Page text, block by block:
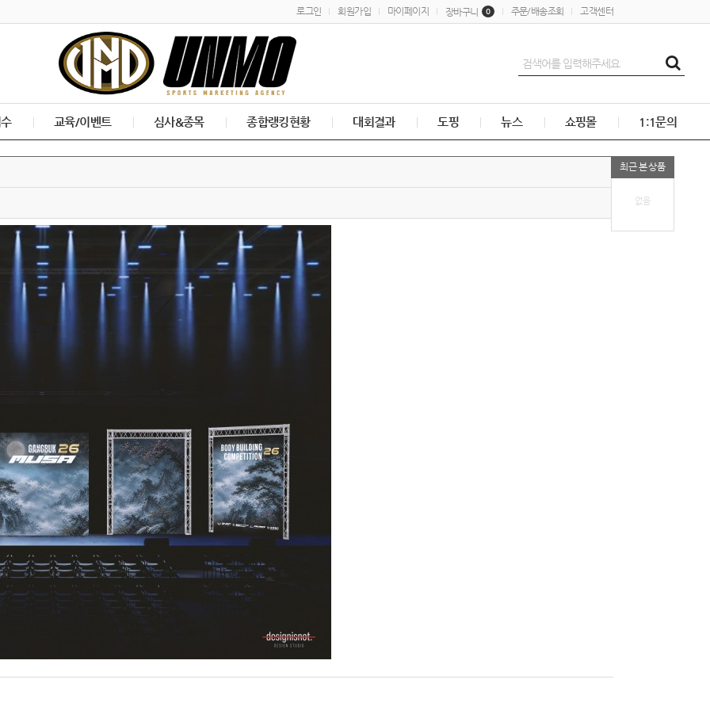
로그인 회원가입 마이페이지 장바구니 0 주문/배송조회 고객센터
교육/이벤트 심사&종목 종합랭킹현황 대회결과 도핑 뉴스 쇼핑몰 1:1문의
최근 본 상품
없음